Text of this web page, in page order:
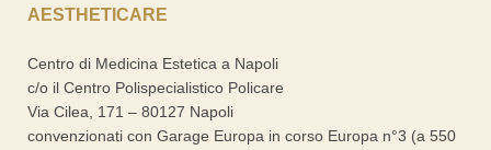
AESTHETICARE
Centro di Medicina Estetica a Napoli
c/o il Centro Polispecialistico Policare
Via Cilea, 171 – 80127 Napoli
convenzionati con Garage Europa in corso Europa n°3 (a 550